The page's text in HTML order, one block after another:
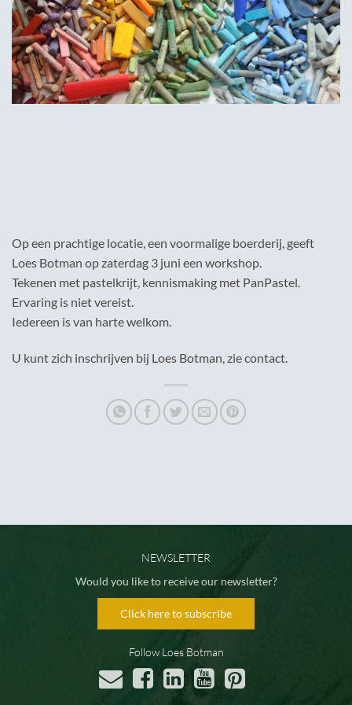
Op een prachtige locatie, een voormalige boerderij, geeft
Loes Botman op zaterdag 3 juni een workshop.
Tekenen met pastelkrijt, kennismaking met PanPastel.
Ervaring is niet vereist.
Iedereen is van harte welkom.
U kunt zich inschrijven bij Loes Botman, zie contact.
NEWSLETTER
Would you like to receive our newsletter?
Click here to subscribe
Follow Loes Botman